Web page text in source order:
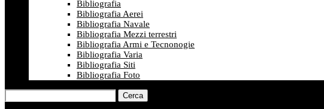
Bibliografia
Bibliografia Aerei
Bibliografia Navale
Bibliografia Mezzi terrestri
Bibliografia Armi e Tecnonogie
Bibliografia Varia
Bibliografia Siti
Bibliografia Foto
Cerca